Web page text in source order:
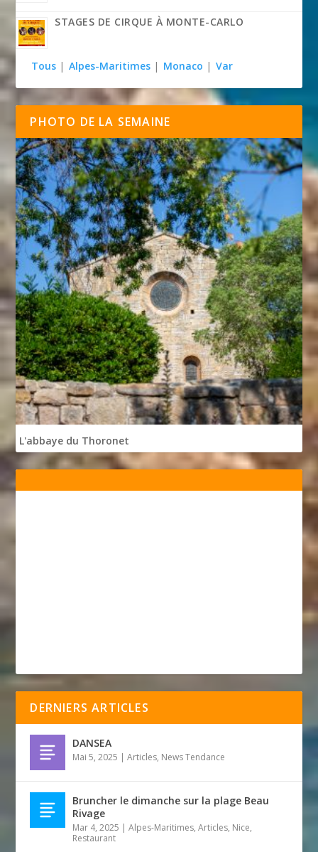
STAGES DE CIRQUE À MONTE-CARLO
Tous | Alpes-Maritimes | Monaco | Var
PHOTO DE LA SEMAINE
L'abbaye du Thoronet
DERNIERS ARTICLES
DANSEA
Mai 5, 2025 |Articles, News Tendance
Bruncher le dimanche sur la plage Beau
Rivage
Mar 4, 2025 |Alpes-Maritimes,Articles, Nice,
Restaurant